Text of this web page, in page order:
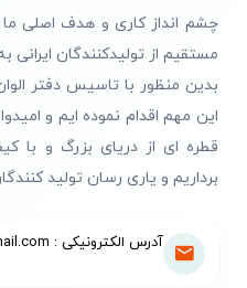
چشم انداز کاری و هدف اصلی
مستقیم از تولیدکنندگان
بدین منظور با تاسیس دفتر
این مهم اقدام نموده ایم و
قطره ای از دریای بزرگ و با
برداریم و یاری رسان تولید
آدرس الکترونیکی : alvanmarket.com@gmail.com